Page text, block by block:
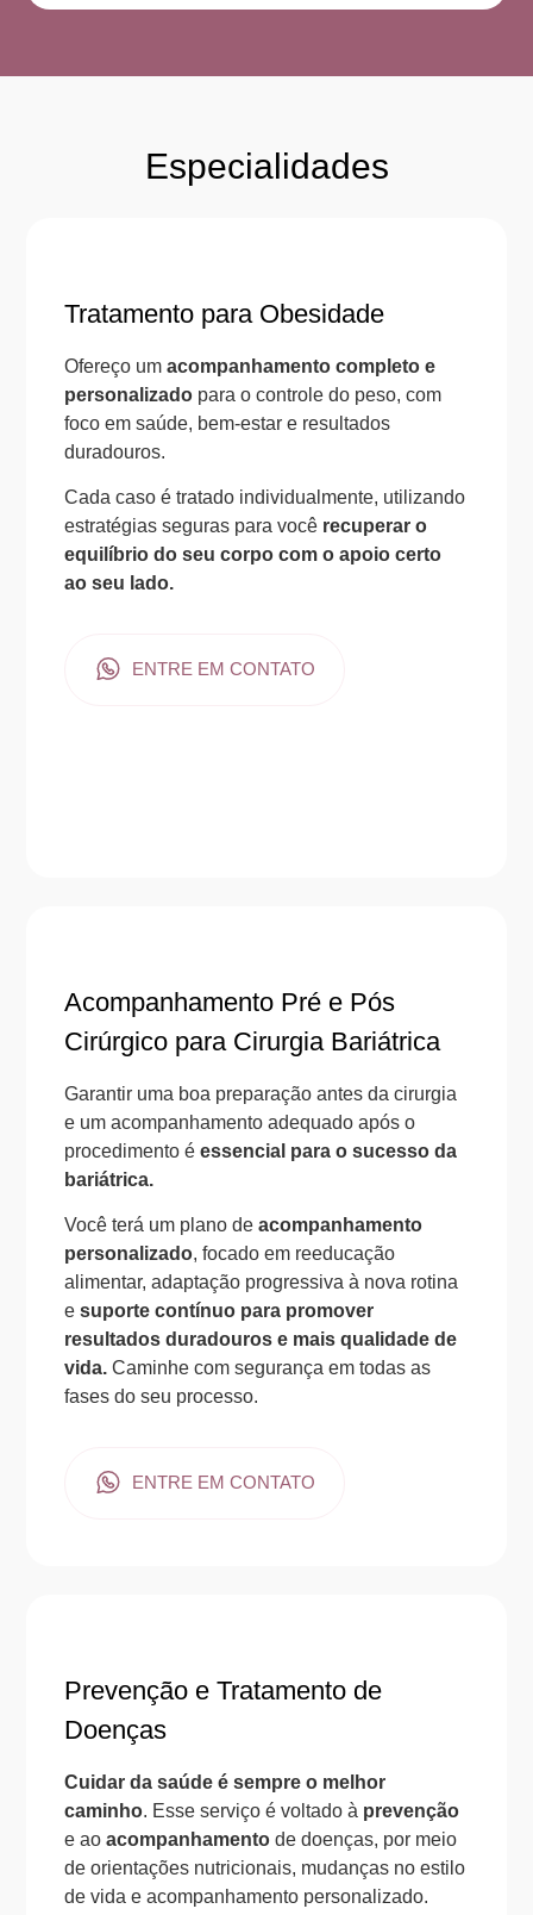
Especialidades
Tratamento para Obesidade
Ofereço umacompanhamento completo e
personalizado para o controle do peso, com
foco em saúde, bem-estar e resultados
duradouros.
Cada caso é tratado individualmente, utilizando
estratégias seguras para você recuperar o
equilíbrio do seu corpo com o apoio certo
ao seu lado.
ENTRE EM CONTATO
Acompanhamento Pré e Pós
Cirúrgico para Cirurgia Bariátrica
Garantir uma boa preparação antes da cirurgia
e um acompanhamento adequado após o
procedimento éessencial para o sucesso da
bariátrica.
Você terá um plano deacompanhamento
personalizado, focado em reeducação
alimentar, adaptação progressiva à nova rotina
esuporte contínuo para promover
resultados duradouros e mais qualidade de
vida. Caminhe com segurança em todas as
fases do seu processo.
ENTRE EM CONTATO
Prevenção e Tratamento de
Doenças
Cuidar da saúde é sempre o melhor
caminho. Esse serviço é voltado à prevenção
e aoacompanhamento de doenças, por meio
de orientações nutricionais, mudanças no estilo
de vida e acompanhamento personalizado.